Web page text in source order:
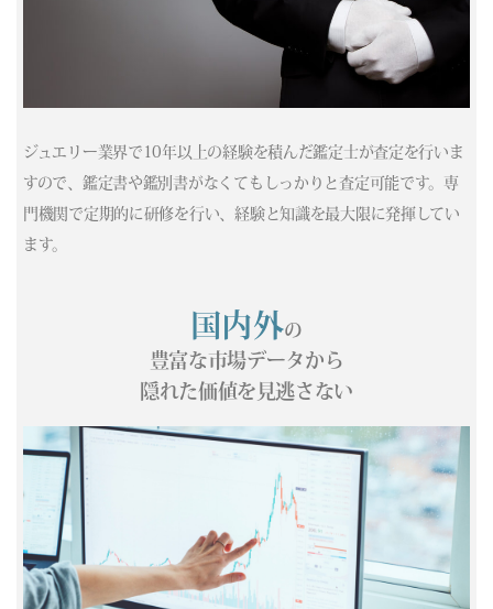
ジュエリー業界で10年以上の経験を積んだ鑑定士が査定を行いま
すので、鑑定書や鑑別書がなくてもしっかりと査定可能です。専
門機関で定期的に研修を行い、経験と知識を最大限に発揮してい
ます。
国内外の
豊富な市場データから
隠れた価値を見逃さない